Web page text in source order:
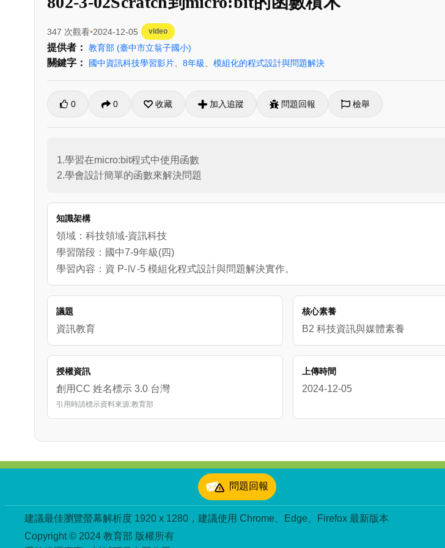
347 次觀看 2024-12-05 video
提供者： 教育部 (臺中市立翁子國小)
關鍵字： 國中資訊科技學習影片 8年級 模組化的程式設計與問題解決
0 0 收藏 加入追蹤 問題回報 檢舉
1.學習在micro:bit程式中使用函數
2.學會設計簡單的函數來解決問題
知識架構
領域：科技領域-資訊科技
學習階段：國中7-9年級(四)
學習內容：資 P-Ⅳ-5 模組化程式設計與問題解決實作。
議題
資訊教育
核心素養
B2 科技資訊與媒體素養
授權資訊
創用CC 姓名標示 3.0 台灣
引用時請標示資料來源:教育部
上傳時間
2024-12-05
問題回報
建議最佳瀏覽螢幕解析度 1920 x 1280，建議使用 Chrome、Edge、Firefox 最新版本
Copyright © 2024 教育部 版權所有